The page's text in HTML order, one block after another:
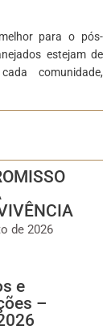
para o pós-
estejam de
comunidade,
de 2026
e
–